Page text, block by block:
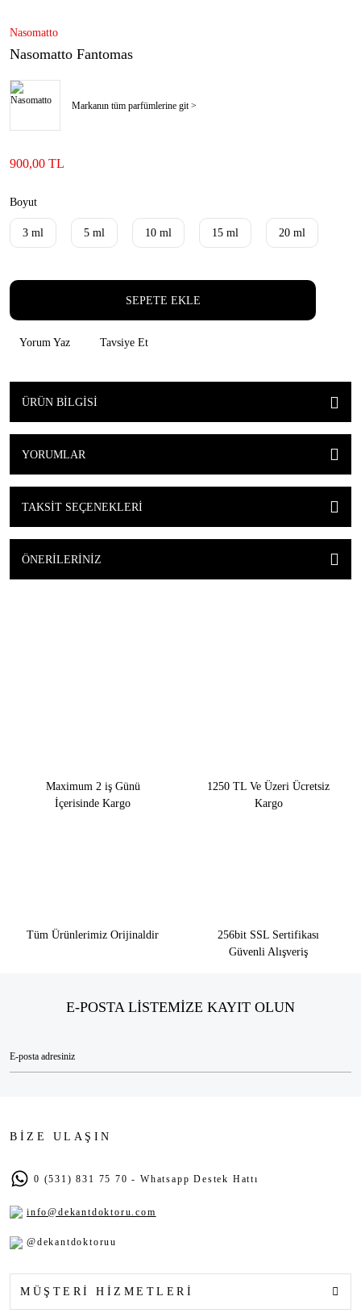
Nasomatto
Nasomatto Fantomas
Markanın tüm parfümlerine git >
900,00 TL
Boyut
3 ml 5 ml 10 ml 15 ml 20 ml
SEPETE EKLE
Yorum Yaz Tavsiye Et
ÜRÜN BILGISI
YORUMLAR
TAKSIT SEÇENEKLERI
ÖNERILERINIZ
Maximum 2 iş Günü
İçerisinde Kargo
1250 TL Ve Üzeri Ücretsiz
Kargo
Tüm Ürünlerimiz Orijinaldir
256bit SSL Sertifikası
Güvenli Alışveriş
E-POSTA LİSTEMİZE KAYIT OLUN
BİZE ULAŞIN
0 (531) 831 75 70 - Whatsapp Destek Hattı
info@dekantdoktoru.com
@dekantdoktoruu
MÜŞTERİ HİZMETLERİ